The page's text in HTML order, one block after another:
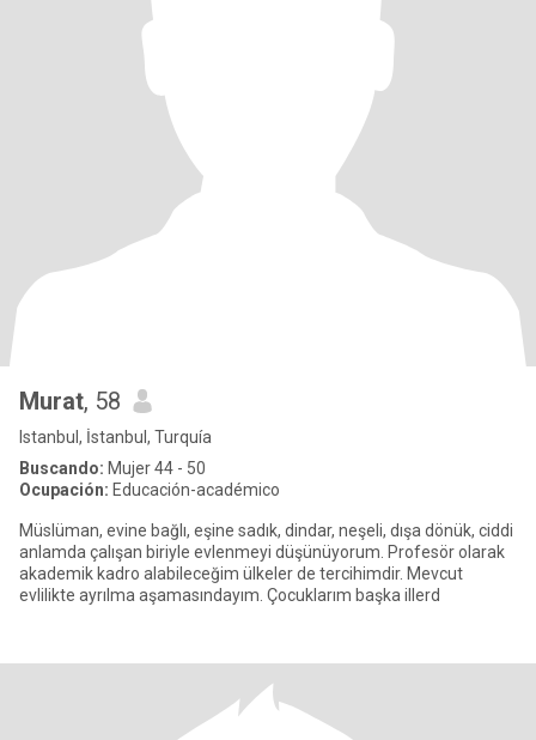
Murat, 58
Istanbul, İstanbul, Turquía
Buscando: Mujer 44 - 50
Ocupación: Educación-académico
Müslüman, evine bağlı, eşine sadık, dindar, neşeli, dışa dönük, ciddi
anlamda çalışan biriyle evlenmeyi düşünüyorum. Profesör olarak
akademik kadro alabileceğim ülkeler de tercihimdir. Mevcut
evlilikte ayrılma aşamasındayım. Çocuklarım başka illerd